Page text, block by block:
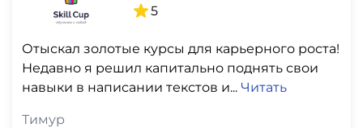
5
Отыскал золотые курсы для карьерного роста!
Недавно я решил капитально поднять свои
навыки в написании текстов и... Читать
Тимур